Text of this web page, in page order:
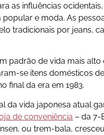
as influências ocidentais,
e moda. As
tradicionais por jeans,
padrão de vida mais alto
se itens domésticos
final da era em 1983.
da vida japonesa atual
de conveniência – da 7-
ou trem-bala,